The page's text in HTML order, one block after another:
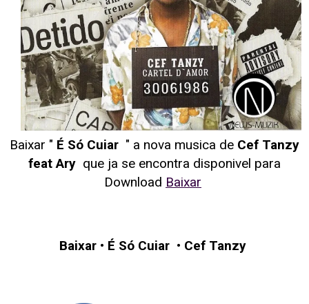
Baixar " É Só Cuiar " a nova musica de Cef Tanzy
feat Ary que ja se encontra disponivel para
Download Baixar
Baixar • É Só Cuiar • Cef Tanzy